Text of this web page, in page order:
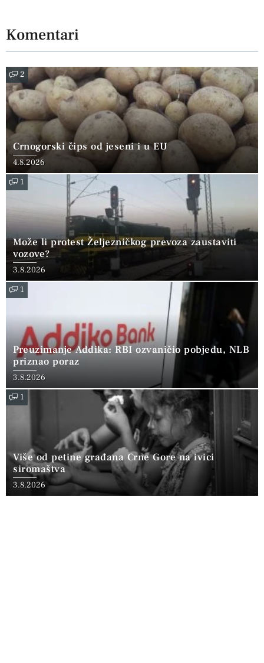
Komentari
2
Crnogorski čips od jeseni i u EU
4.8.2026
1
Može li protest Željezničkog prevoza zaustaviti
vozove?
3.8.2026
1
Preuzimanje Addika: RBI ozvaničio pobjedu, NLB
priznao poraz
3.8.2026
1
Više od petine građana Crne Gore na ivici
siromaštva
3.8.2026